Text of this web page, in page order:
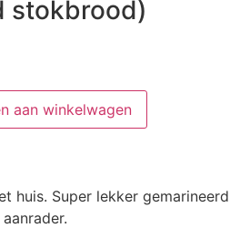
stokbrood)
aan winkelwagen
huis. Super lekker gemarineerd